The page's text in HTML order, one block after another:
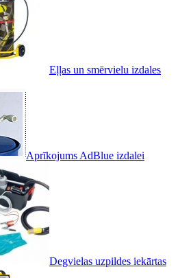
Eļļas un smērvielu izdales
Aprīkojums AdBlue izdalei
Degvielas uzpildes iekārtas